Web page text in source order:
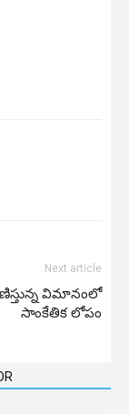
Next article
విమానంలో
సాంకేతిక లోపం